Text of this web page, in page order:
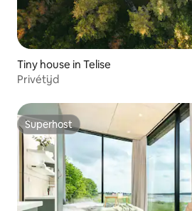
Tiny house in Telise
Privétijd
Superhost
Superhost